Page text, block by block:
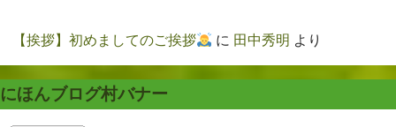
【挨拶】初めましてのご挨拶 に 田中秀明 より
にほんブログ村バナー